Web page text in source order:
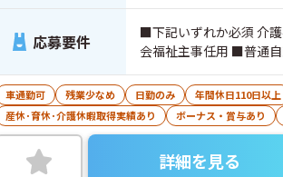
応募要件
■下記いずれか必須 介
会福祉主事
車通勤可 残業少なめ 日勤のみ 年間休日110日以上
産休･育休･介護休暇取得実績あり
ボーナス・賞与あり
詳細を見る